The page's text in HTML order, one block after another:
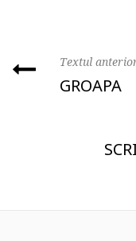
Textul
GROAPA